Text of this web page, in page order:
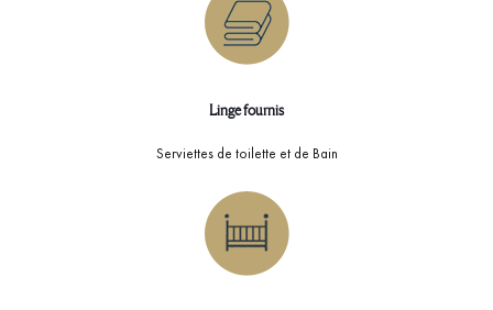
Linge fournis
Serviettes de toilette et de Bain